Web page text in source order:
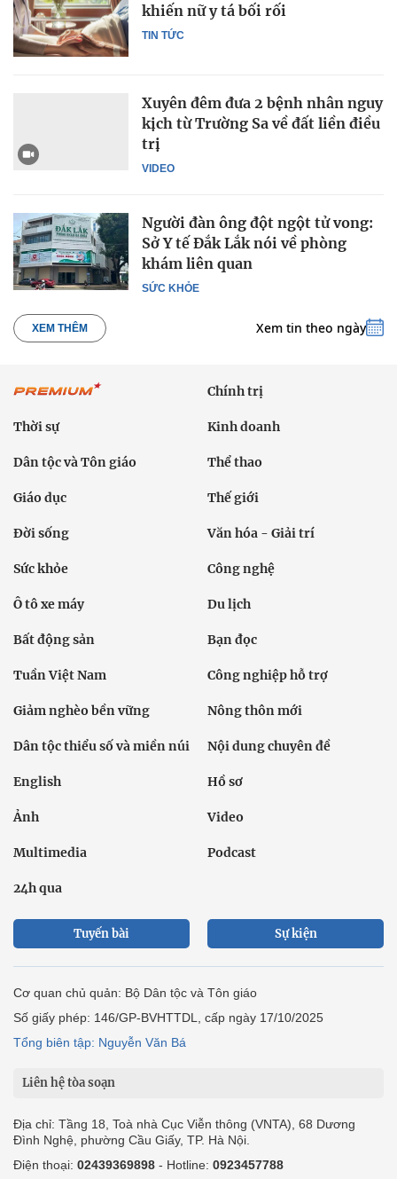
TIN TỨC
khiến nữ y tá bối rối
VIDEO
Xuyên đêm đưa 2 bệnh nhân nguy
kịch từ Trường Sa về đất liền điều
trị
SỨC KHỎE
Người đàn ông đột ngột tử vong:
Sở Y tế Đắk Lắk nói về phòng
khám liên quan
XEM THÊM Xem tin theo ngày
Chính trị
Thời sự Kinh doanh
Dân tộc và Tôn giáo Thể thao
Giáo dục Thế giới
Đời sống Văn hóa - Giải trí
Sức khỏe Công nghệ
Ô tô xe máy Du lịch
Bất động sản Bạn đọc
Tuần Việt Nam Công nghiệp hỗ trợ
Giảm nghèo bền vững Nông thôn mới
Dân tộc thiểu số và miền núi Nội dung chuyên đề
English Hồ sơ
Ảnh Video
Multimedia Podcast
24h qua
Tuyến bài Sự kiện
Cơ quan chủ quản: Bộ Dân tộc và Tôn giáo
Số giấy phép: 146/GP-BVHTTDL, cấp ngày 17/10/2025
Tổng biên tập: Nguyễn Văn Bá
Liên hệ tòa soạn
Địa chỉ: Tầng 18, Toà nhà Cục Viễn thông (VNTA), 68 Dương
Đình Nghệ, phường Cầu Giấy, TP. Hà Nội.
Điện thoại: 02439369898 - Hotline: 0923457788